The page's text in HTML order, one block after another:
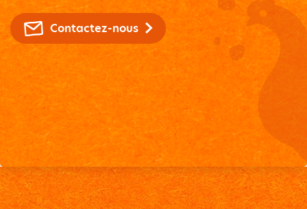
Contactez-nous